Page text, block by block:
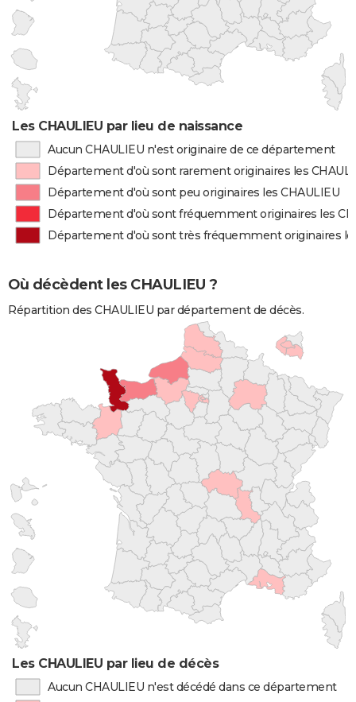
Les CHAULIEU par lieu de naissance
Aucun CHAULIEU n'est originaire de ce département
Département d'où sont rarement originaires les
Département d'où sont peu originaires les CHAULIEU
Département d'où sont fréquemment originaires les
Département d'où sont très fréquemment originaires
Où décèdent les CHAULIEU ?
Répartition des CHAULIEU par département de décès.
Les CHAULIEU par lieu de décès
Aucun CHAULIEU n'est décédé dans ce département